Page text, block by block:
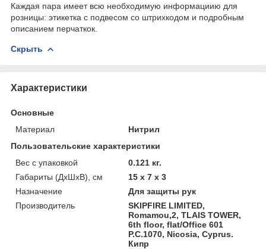
Каждая пара имеет всю необходимую информациию для
розницы: этикетка с подвесом со штрихкодом и подробным
описанием перчаткок.
Скрыть
Характеристики
Основные
Материал
Нитрил
Пользовательские характеристики
Вес с упаковкой
0.121 кг.
Габариты (ДхШхВ), см
15 x 7 x 3
Назначение
Для защиты рук
Производитель
SKIPFIRE LIMITED,
Romamou,2, TLAIS TOWER,
6th floor, flat/Office 601
P.C.1070, Nicosia, Cyprus.
Кипр